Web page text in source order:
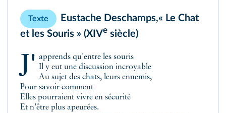
Texte
Eustache Deschamps,« Le Chat
et les Souris » (XIVe siècle)
J'apprends qu'entre les souris
Il y eut une discussion incroyable
Au sujet des chats, leurs ennemis,
Pour savoir comment
Elles pourraient vivre en sécurité
Et n'être plus apeurées.